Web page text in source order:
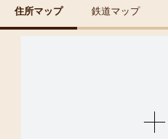
住所マップ 鉄道マップ